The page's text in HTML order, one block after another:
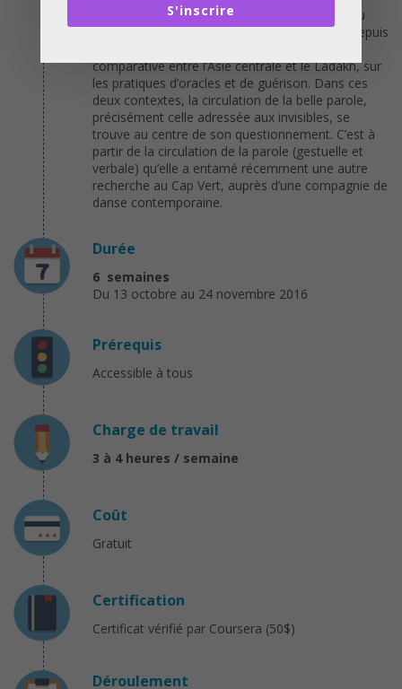
kazakhs, les pratiques et les croyances liées au
chamanisme sibérien et au soufisme perse. Depuis
comparative entre l’Asie centrale et le Ladakh, sur
les pratiques d’oracles et de guérison. Dans ces
deux contextes, la circulation de la belle parole,
précisément celle adressée aux invisibles, se
trouve au centre de son questionnement. C’est à
partir de la circulation de la parole (gestuelle et
verbale) qu’elle a entamé récemment une autre
recherche au Cap Vert, auprès d’une compagnie de
danse contemporaine.
Durée
6 semaines
Du 13 octobre au 24 novembre 2016
Prérequis
Accessible à tous
Charge de travail
3 à 4 heures / semaine
Coût
Gratuit
Certification
Certificat vérifié par Coursera (50$)
Déroulement
S'inscrire